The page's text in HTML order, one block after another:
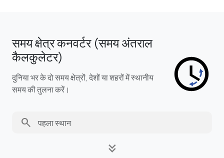
समय क्षेत्र कनवर्टर (समय अंतराल
कैलकुलेटर)
दुनिया भर के दो समय क्षेत्रों, देशों या शहरों में स्थानीय
समय की तुलना करें।
search
keyboard_double_arrow_down